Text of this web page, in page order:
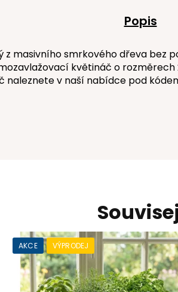
AKCE VÝPRODEJ
Popis
masivního smrkového dřeva bez
květináč o
naleznete v naší nabídce pod